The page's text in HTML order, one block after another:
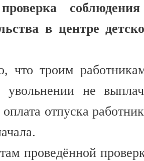
в центре
что троим
не
отпуска
проведённой